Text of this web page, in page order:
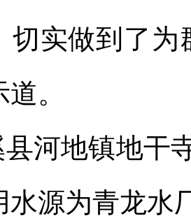
切实做到了
。
河地镇地干
水源为青龙水